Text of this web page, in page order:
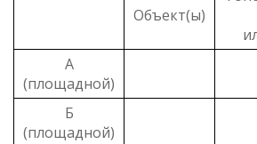
Объект(ы)
А
(площадной)
Б
(площадной)